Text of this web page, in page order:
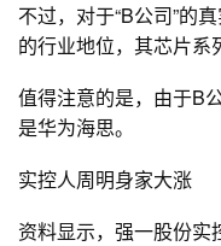
不过，对于“B公司”的
的行业地位，其芯片系
值得注意的是，由于B
是华为海思。
实控人周明身家大涨
资料显示，强一股份